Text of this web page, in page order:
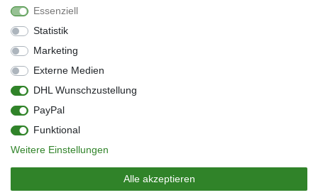
Sie können den Newsletter jederzeit kostenlos abbestellen.
** gilt für Lieferungen innerhalb Deutschlands, Lieferzeiten für andere Länder
entnehmen Sie bitte der Schaltfläche mit den Versandinformationen
Widerrufs­recht
Kontakt
Barrierefreiheitserklärung
Zahlung & Versand
Vertrag widerrufen
© Copyright 2026 | Alle Rechte vorbehalten.
Essenziell
Statistik
Marketing
Externe Medien
DHL Wunschzustellung
PayPal
Funktional
Weitere Einstellungen
Alle akzeptieren